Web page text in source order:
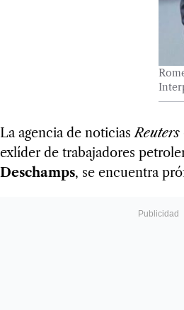
La agencia de noticiasReuters
exlíder de trabajadores
Deschamps, se encuentra